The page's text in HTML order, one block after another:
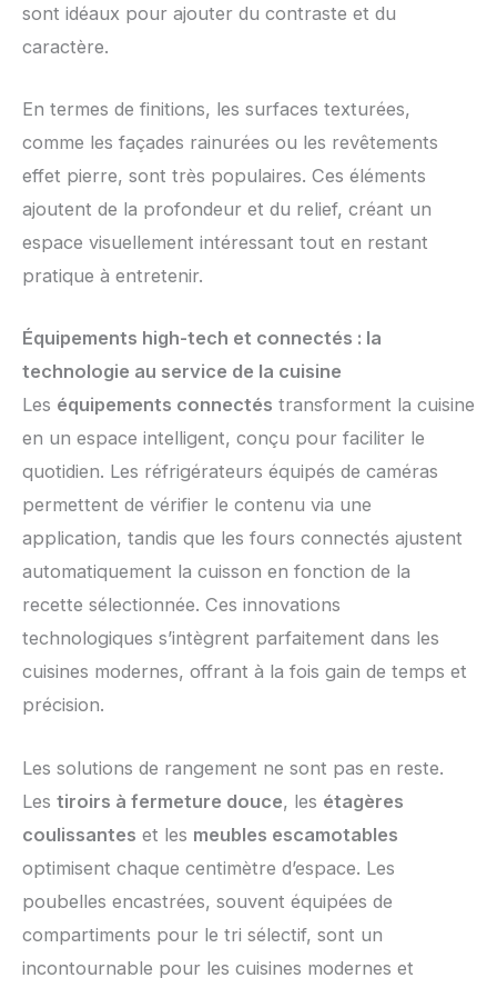
sont idéaux pour ajouter du contraste et du
caractère.
En termes de finitions, les surfaces texturées,
comme les façades rainurées ou les revêtements
effet pierre, sont très populaires. Ces éléments
ajoutent de la profondeur et du relief, créant un
espace visuellement intéressant tout en restant
pratique à entretenir.
Équipements high-tech et connectés : la
technologie au service de la cuisine
Les équipements connectés transforment la cuisine
en un espace intelligent, conçu pour faciliter le
quotidien. Les réfrigérateurs équipés de caméras
permettent de vérifier le contenu via une
application, tandis que les fours connectés ajustent
automatiquement la cuisson en fonction de la
recette sélectionnée. Ces innovations
technologiques s’intègrent parfaitement dans les
cuisines modernes, offrant à la fois gain de temps et
précision.
Les solutions de rangement ne sont pas en reste.
Les tiroirs à fermeture douce, les étagères
coulissantes et les meubles escamotables
optimisent chaque centimètre d’espace. Les
poubelles encastrées, souvent équipées de
compartiments pour le tri sélectif, sont un
incontournable pour les cuisines modernes et